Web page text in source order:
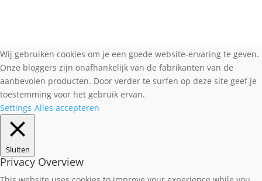
Wij gebruiken cookies om je een goede website-ervaring te geven.
Onze bloggers zijn onafhankelijk van de fabrikanten van de
aanbevolen producten. Door verder te surfen op deze site geef je
toestemming voor het gebruik ervan.
Settings Alles accepteren
Sluiten
Privacy Overview